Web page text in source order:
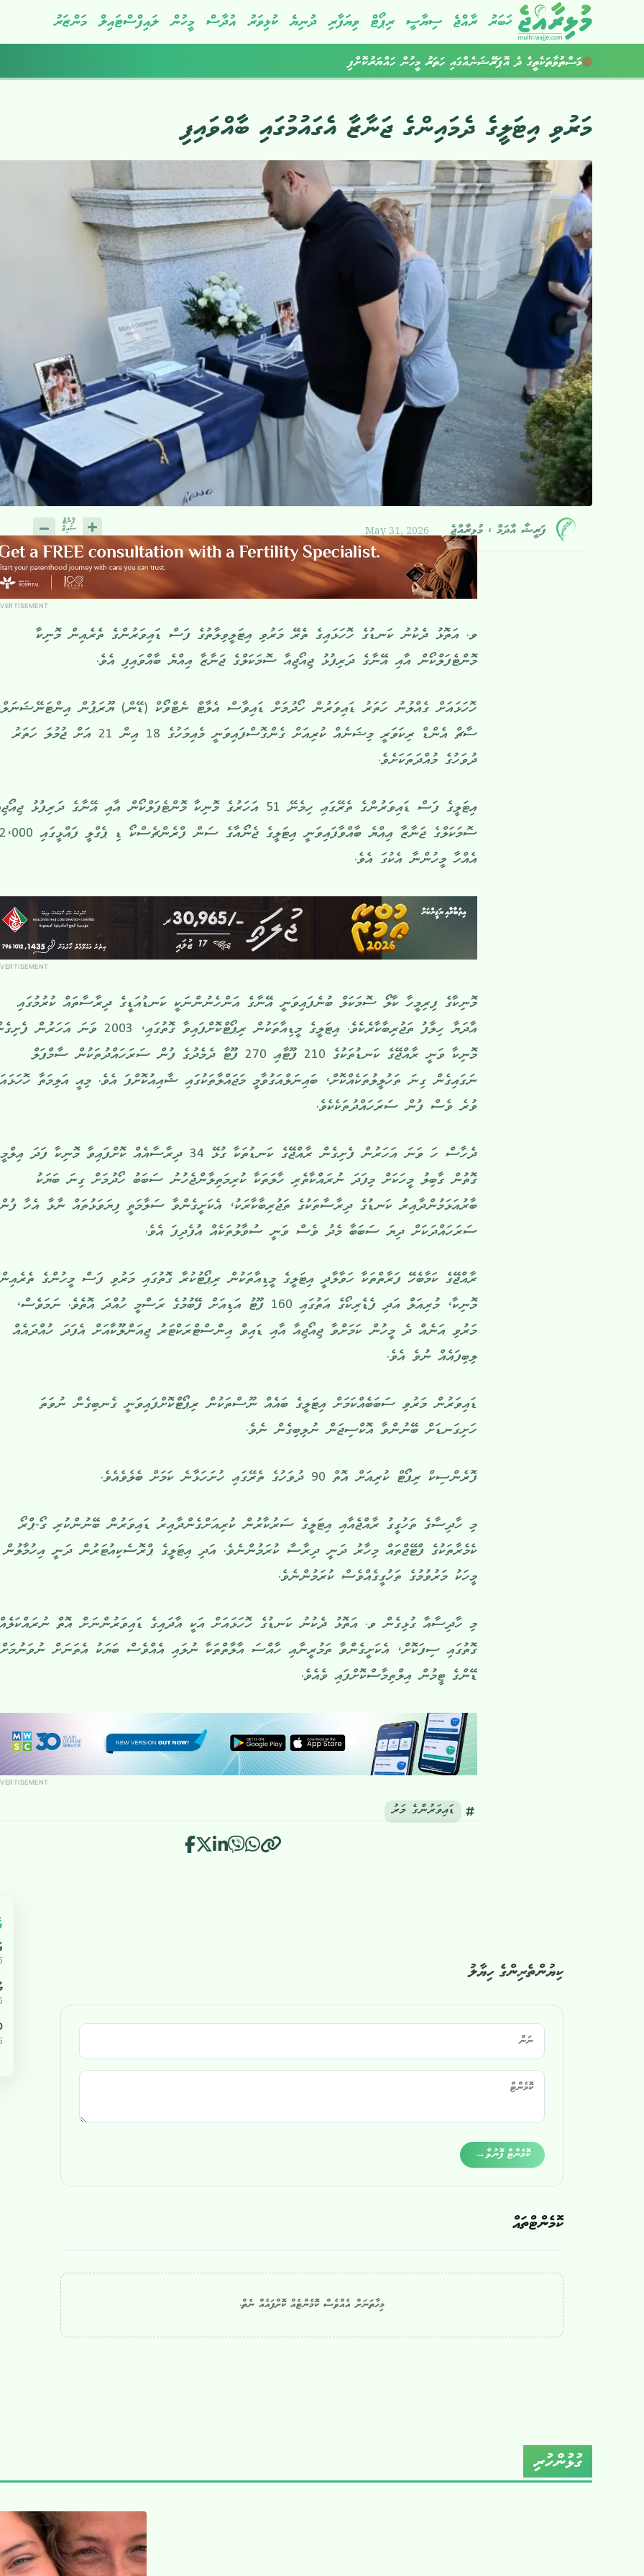
ޚަބަރު ރާއްޖެ ސިޔާސީ ރިޕޯޓް ވިޔަފާރި ދުނިޔެ ކުޅިވަރު އުދާސް މީހުން ލައިފްސްޓައިލް މަންޒަރު
އަހަރުގެ މިހާތަނަށް މަކަރާއި ހީލަތުން 11.5 މިލިއަން ރުފިޔާ ފޭރިގެންފި
މަސްތުވާތަކެތީގެ ދެ އޮޕަރޭޝަނެއްގައި ހަތަރު މީހުން ހައްޔަރުކޮށްފި
މަރުވި އިޓަލީގެ ދެމައިންގެ ޖަނާޒާ އެގައުމުގައި ބާއްވައިފި
ފަރީޝާ އާދަމް ، މުޅިރާއްޖެ May 31, 2026
ވ. އަތޮޅު ދެކުނު ކަނޑުގެ ހޮހަޅައިގެ ތެރޭ މަރުވި އިޓަލީވިލާތުގެ ފަސް ޑައިވަރުންގެ ތެރެއިން މޮނިކާ
މޮންޓެފަލްކޯން އާއި އޭނާގެ ދަރިފުޅު ޖިއޯޖިއާ ސޮމަކަލްގެ ޖަނާޒާ އިއްޔެ ބާއްވައިފި އެވެ.
ހޮހަޅައަށް ގެއްލުނު ހަތަރު ޑައިވަރުން ހޯދުމަށް ޑައިވާސް އެލާޓް ނެޓްވޯކް (ޑޭން) ޔޫރަޕުން އިންޓަނޭޝަނަލް
ސާޗް އެންޑް ރިކަވަރީ މިޝަނެއް ކުރިއަށް ގެންގޮސްފައިވަނީ މެއިމަހުގެ 18 އިން 21 އަށް ޖުމުލަ ހަތަރު
ދުވަހުގެ މުއްދަތަކަށެވެ.
އިޓަލީގެ ފަސް ޑައިވަރުންގެ ތެރޭގައި ހިމެނޭ 51 އަހަރުގެ މޮނިކާ މޮންޓެފަލްކޯން އާއި އޭނާގެ ދަރިފުޅު
ސޮމަކަލްގެ ޖަނާޒާ އިއްޔެ ބާއްވާފައިވަނީ އިޓަލީގެ ޖެނޯއާގެ ސަން ފްރެންޗެސްކޯ ޑި ޕެގްލީ ފައްޅީގައި 2،000
އެއްހާ މީހުންނާ އެކުގަ އެވެ.
މޮނިކާގެ ފިރިމީހާ ކާލޯ ސޮމަކަލް ބުނެފައިވަނީ އޭނާގެ އަންހެނުންނަކީ ކަނޑުއަޑީގެ ދިރާސާތައް ކުރުމުގައި
އާދަޔާ ހިލާފު ތަޖުރިބާކާރެކެވެ. އިޓަލީގެ މީޑިއާތަކުން ރިޕޯޓްކޮށްފައިވާ ގޮތުގައި، 2003 ވަނަ
މޮނިކާ ވަނީ ރާއްޖޭގެ ކަނޑުތަކުގެ 210 ފޫޓާއި 270 ފޫޓާ ދެމެދުގެ ފުން ސަރަހައްދުތަކުން ސާމްޕަލް
ނަގައިގެން ގިނަ ތަހުލީލުތަކެއްކޮށް، ބައިނަލްއަގުވާމީ މަޖައްލާތަކުގައި ޝާއިއުކޮށްފަ އެވެ. މިއީ އަލިމަތާ
ވުރެ ވެސް ފުން ސަރަހައްދުތަކެކެވެ.
ދެހާސް ހަ ވަނަ އަހަރުން ފެށިގެން ރާއްޖޭގެ ކަނޑުތަކާ ގުޅޭ 34 ދިރާސާއެއް ކޮށްފައިވާ މޮނިކާ ފަދަ އިލްމީ
ގޮތުން ގާބިލު މީހަކަށް މިފަދަ ނުރައްކާތެރި ހާލަތަކާ ކުރިމަތިލާންޖެހުނު ސަބަބު ހޯދުމަށް ގިނަ ބަޔަކު
ބާރުއަޅަމުންދާއިރު ކަނޑުގެ ދިރާސާތަކުގެ ތަޖުރިބާކާރަކު، އެކަށީގެންވާ ސަލާމަތީ ފިޔަވަޅުތައް ނާޅާ އެހާ
ސަރަހައްދަކަށް ދިޔަ ސަބަބާ މެދު ވެސް ވަނީ ސުވާލުތަކެއް އުފެދިފަ އެވެ.
ރާއްޖޭގެ ކަމާބެހޭ ފަރާތްތަކާ ހަވާލާދީ އިޓަލީގެ މީޑިއާތަކުން ރިޕޯޓުކުރާ ގޮތުގައި މަރުވި ފަސް މީހުންގެ
މޮނިކާ، މުރިއަލް އަދި ފެޑެރިކޯގެ އަތުގައި 160 ފޫޓު އަޑިއަށް ފޭބުމުގެ ރަސްމީ ހުއްދަ އޮތެވެ. ނަމަވެސް،
މަރުވި އަނެއް ދެ މީހުން ކަމަށްވާ ޖިއޯޖިއާ އާއި ޑައިވް އިންސްޓްރަކްޓަރު ޖިއަންލޫކާއަށް އެފަދަ ހުއްދައެއް
ލިބިފައެއް ނުވެ އެވެ.
ޑައިވަރުން މަރުވި ސަބަބެއްކަމަށް އިޓަލީގެ ބައެއް ނޫސްތަކުން ރިޕޯޓްކޮށްފައިވަނީ ގެނބިގެން ނުވަތަ
ހަށިގަނޑަށް ބޭނުންވާ އޮކްސިޖަން ނުލިބިގެން ނެވެ.
ފޮރެންސިކް ރިޕޯޓް ކުރިއަށް އޮތް 90 ދުވަހުގެ ތެރޭގައި ހުށަހަޅާނެ ކަމަށް ބެލެވެއެވެ.
މި ހާދިސާގެ ތަހުގީގު ރާއްޖެއާއި އިޓަލީގެ ސަރުކާރުން ކުރިއަށްގެންދާއިރު ޑައިވަރުން ބޭނުންކުރި ގޯ-ޕްރޯ
ކެމެރާތަކުގެ ފްޓޭޖްތައް މިހާރު ދަނީ ދިރާސާ ކުރަމުންނެވެ. އަދި އިޓަލީގެ ޕްރޮސެކިއުޓަރުން ދަނީ އިހުމާލުން
މީހަކު މަރުވުމުގެ ތަހުގީގެއްވެސް ކުރަމުންނެވެ.
މި ހާދިސާއާ ގުޅިގެން ވ. އަތޮޅު ދެކުނު ކަނޑުގެ ހޮހަޅައަށް އަކީ އާދައިގެ ޑައިވަރުންނަށް އޮތް
ގޮތުގައި ސިފަކޮށް، އެކަށީގެންވާ ތަމުރީނާއި ހާއްސަ އާލާތްތަކާ ނުލައި އެއްވެސް ބަޔަކު އެތަނަށް ނުވަނުމަށް
ޑޭންގެ ޓީމުން އިލްތިމާސްކޮށްފައި ވެއެވެ.
ޑައިވަރުންގެ މަރު
ކިޔުންތެރިންގެ ހިޔާލު
ކޮމެންޓް ފޮނުވާ→
ކޮމެންޓްތައް
މިހާތަނަށް އެއްވެސް ކޮމެންޓެއް ކޮށްފައެއް ނެތް.
ގުޅުންހުރި